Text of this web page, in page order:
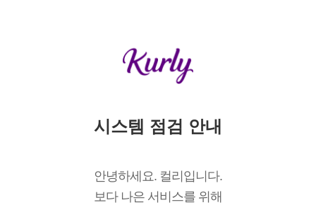
시스템 점검 안내
안녕하세요. 컬리입니다.
보다 나은 서비스를 위해